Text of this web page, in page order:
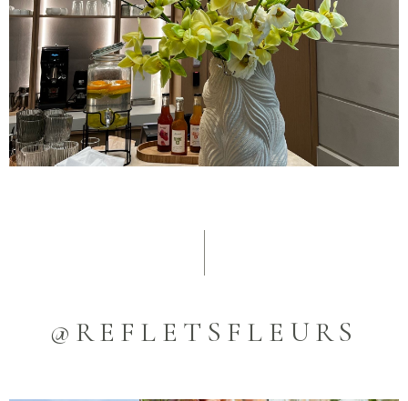
@REFLETSFLEURS